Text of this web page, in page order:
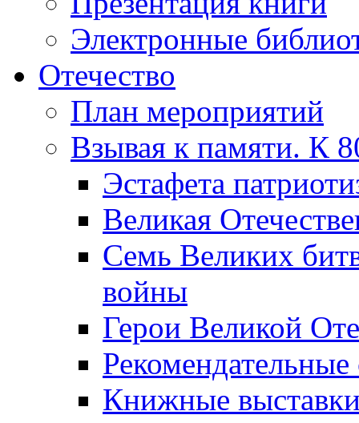
Электронные
Отечество
План мероприятий
Взывая к памяти. К
Эcтафета
Великая
Семь Великих
войны
Герои Великой
Рекомендательные
Книжные